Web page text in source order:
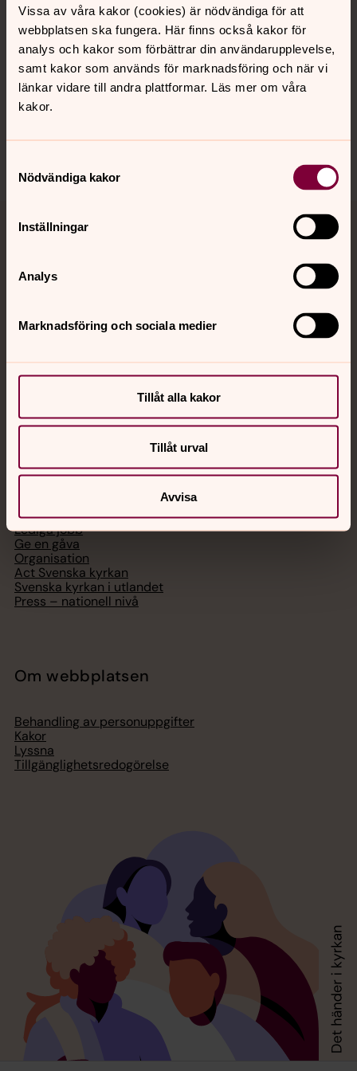
Vissa av våra kakor (cookies) är nödvändiga för att
webbplatsen ska fungera. Här finns också kakor för
analys och kakor som förbättrar din användarupplevelse,
samt kakor som används för marknadsföring och när vi
länkar vidare till andra plattformar. Läs mer om våra
kakor.
Nödvändiga kakor
Inställningar
Analys
Marknadsföring och sociala medier
Tillåt alla kakor
Tillåt urval
Avvisa
Hitta snabbt
Sociala kanaler
Jourhavande präst
Akut samtals- och krisstöd. Prata eller chatta anonymt
Telefon 112
Bli medlem
Lediga jobb
Ge en gåva
Organisation
Act Svenska kyrkan
Svenska kyrkan i utlandet
Press – nationell nivå
Om webbplatsen
Behandling av personuppgifter
Kakor
Lyssna
Tillgänglighetsredogörelse